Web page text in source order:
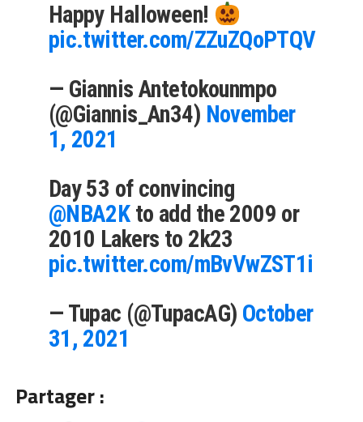
Happy Halloween!
pic.twitter.com/ZZuZQoPTQV
— Giannis Antetokounmpo
(@Giannis_An34) November
1, 2021
Day 53 of convincing
@NBA2Kto add the 2009 or
2010 Lakers to 2k23
pic.twitter.com/mBvVwZST1i
— Tupac (@TupacAG) October
31, 2021
Partager :